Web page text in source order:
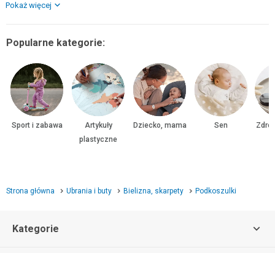
Pokaż więcej
Popularne kategorie:
Sport i zabawa
Artykuły
plastyczne
Dziecko, mama Sen
Strona główna Ubrania i buty Bielizna, skarpety Podkoszulki
Kategorie